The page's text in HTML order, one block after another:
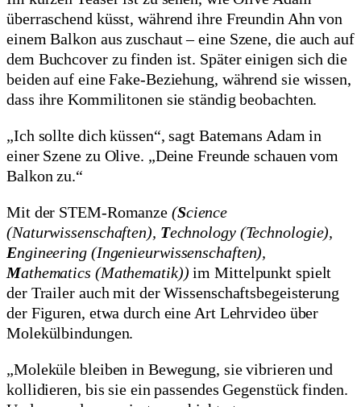
überraschend küsst, während ihre Freundin Ahn von
einem Balkon aus zuschaut – eine Szene, die auch auf
dem Buchcover zu finden ist. Später einigen sich die
beiden auf eine Fake-Beziehung, während sie wissen,
dass ihre Kommilitonen sie ständig beobachten.
„Ich sollte dich küssen“, sagt Batemans Adam in
einer Szene zu Olive. „Deine Freunde schauen vom
Balkon zu.“
Mit der STEM-Romanze (Science
(Naturwissenschaften), Technology (Technologie),
Engineering (Ingenieurwissenschaften),
Mathematics (Mathematik)) im Mittelpunkt spielt
der Trailer auch mit der Wissenschaftsbegeisterung
der Figuren, etwa durch eine Art Lehrvideo über
Molekülbindungen.
„Moleküle bleiben in Bewegung, sie vibrieren und
kollidieren, bis sie ein passendes Gegenstück finden.